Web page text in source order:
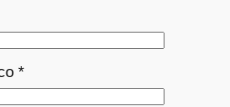
*